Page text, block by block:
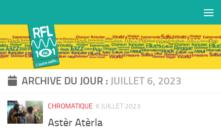
ARCHIVE DU JOUR : JUILLET 6, 2023
CHROMATIQUE 6 JUILLET 2023
Astèr Atèrla